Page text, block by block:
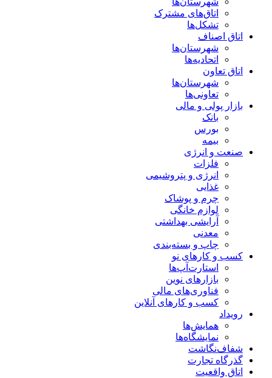
اتاق‌های مشترک
تشکل‌ها
اتاق اصناف
شهرستان‌ها
اتحادیه‌ها
اتاق تعاون
شهرستان‌ها
تعاونی‌ها
بازار پولی و مالی
بانک
بورس
بیمه
صنعت و انرژی
فلزات
انرژی و پتروشیمی
غذایی
چرم و پوشاک
لوازم خانگی
آرایشی بهداشتی
معدنی
چاپ و بسته‌بندی
کسب و کارهای نو
استارت‌آپ‌ها
بازارهای نوین
فناوری‌های مالی
کسب و کارهای آنلاین
رویداد
همایش‌ها
نمایشگاه‌ها
شفاف‌نگاشت
گذرگاه تجارت
اتاق واقعیت